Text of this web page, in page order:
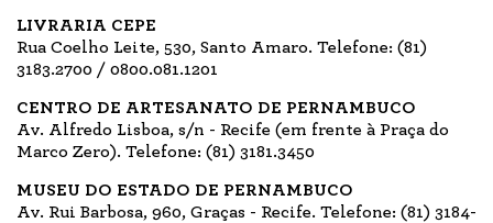
LIVRARIA CEPE
Rua Coelho Leite, 530, Santo Amaro. Telefone: (81)
3183.2700 / 0800.081.1201
CENTRO DE ARTESANATO DE PERNAMBUCO
Av. Alfredo Lisboa, s/n - Recife (em frente à Praça do
Marco Zero). Telefone: (81) 3181.3450
MUSEU DO ESTADO DE PERNAMBUCO
Av. Rui Barbosa, 960, Graças - Recife. Telefone: (81) 3184-